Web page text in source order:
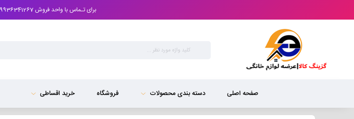
برای تـماس با واحد فروش 09936341267 کلیـــــک کــــنید
صفحه اصلی دسته بندی محصولات فروشگاه خرید اقساطی